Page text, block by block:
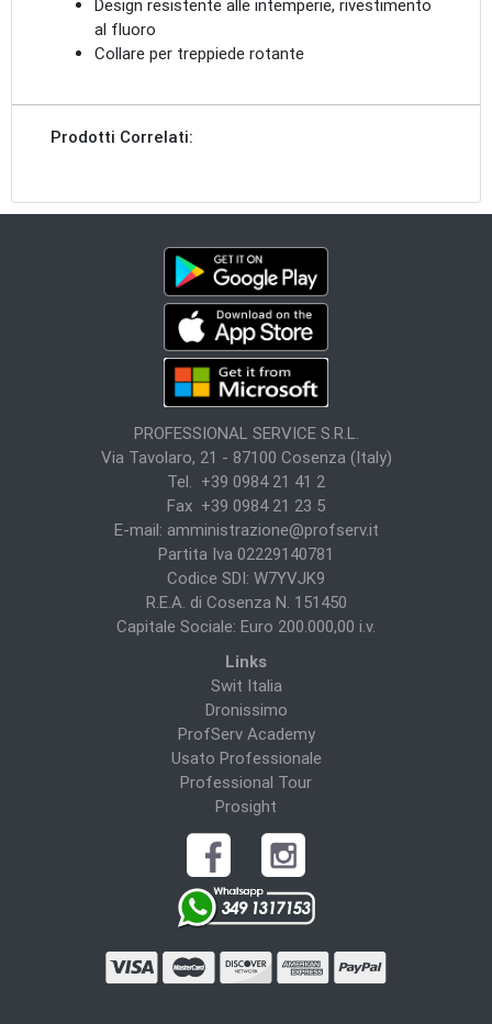
Design resistente alle intemperie, rivestimento
al fluoro
Collare per treppiede rotante
Prodotti Correlati:
PROFESSIONAL SERVICE S.R.L.
Via Tavolaro, 21 - 87100 Cosenza (Italy)
Tel. +39 0984 21 41 2
Fax +39 0984 21 23 5
E-mail: amministrazione@profserv.it
Partita Iva 02229140781
Codice SDI: W7YVJK9
R.E.A. di Cosenza N. 151450
Capitale Sociale: Euro 200.000,00 i.v.
Links
Swit Italia
Dronissimo
ProfServ Academy
Usato Professionale
Professional Tour
Prosight